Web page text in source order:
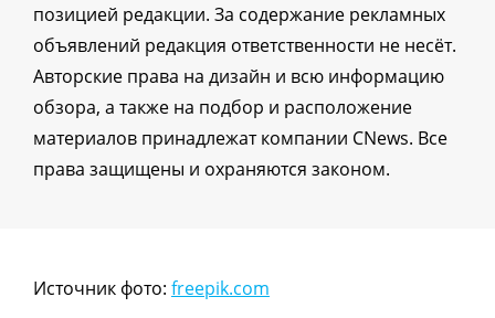
позицией редакции. За содержание рекламных
объявлений редакция ответственности не несёт.
Авторские права на дизайн и всю информацию
обзора, а также на подбор и расположение
материалов принадлежат компании CNews. Все
права защищены и охраняются законом.
Источник фото: freepik.com